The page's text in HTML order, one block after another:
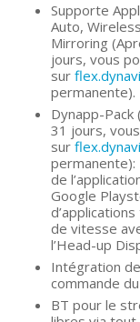
Supporte
Auto,
Mirroring
jours, vous
sur
permanente).
Dynapp-Pack
31 jours,
sur
permanente):
de
Google
de vitesse
l’Head-up
Intégration
commande
BT pour le